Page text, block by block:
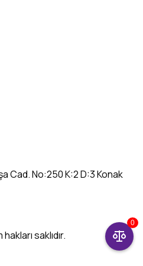
Cad. No:250 K:2 D:3 Konak
saklıdır.
0